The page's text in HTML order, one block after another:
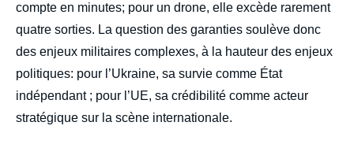
compte en minutes; pour un drone, elle excède rarement
quatre sorties. La question des garanties soulève donc
des enjeux militaires complexes, à la hauteur des enjeux
politiques: pour l’Ukraine, sa survie comme État
indépendant ; pour l’UE, sa crédibilité comme acteur
stratégique sur la scène internationale.